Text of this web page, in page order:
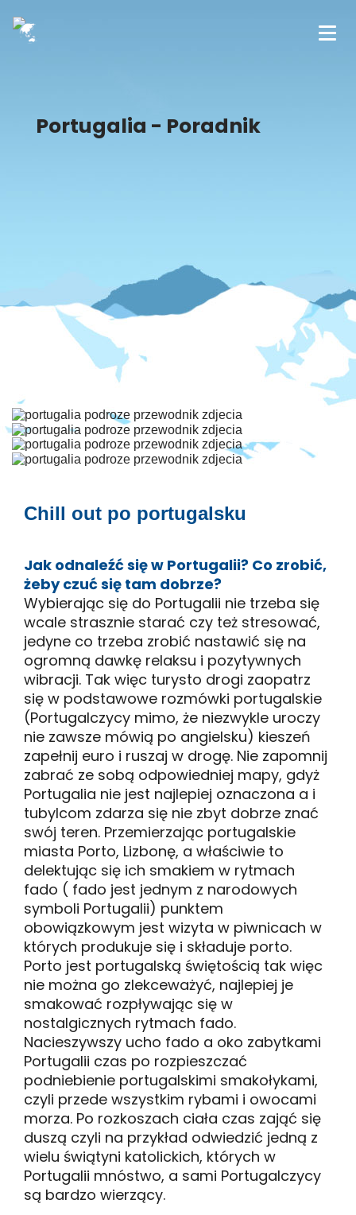
Portugalia - Poradnik
Chill out po portugalsku
Jak odnaleźć się w Portugalii? Co zrobić,
żeby czuć się tam dobrze?
Wybierając się do Portugalii nie trzeba się
wcale strasznie starać czy też stresować,
jedyne co trzeba zrobić nastawić się na
ogromną dawkę relaksu i pozytywnych
wibracji. Tak więc turysto drogi zaopatrz
się w podstawowe rozmówki portugalskie
(Portugalczycy mimo, że niezwykle uroczy
nie zawsze mówią po angielsku) kieszeń
zapełnij euro i ruszaj w drogę. Nie zapomnij
zabrać ze sobą odpowiedniej mapy, gdyż
Portugalia nie jest najlepiej oznaczona a i
tubylcom zdarza się nie zbyt dobrze znać
swój teren. Przemierzając portugalskie
miasta Porto, Lizbonę, a właściwie to
delektując się ich smakiem w rytmach
fado ( fado jest jednym z narodowych
symboli Portugalii) punktem
obowiązkowym jest wizyta w piwnicach w
których produkuje się i składuje porto.
Porto jest portugalską świętością tak więc
nie można go zlekceważyć, najlepiej je
smakować rozpływając się w
nostalgicznych rytmach fado.
Nacieszywszy ucho fado a oko zabytkami
Portugalii czas po rozpieszczać
podniebienie portugalskimi smakołykami,
czyli przede wszystkim rybami i owocami
morza. Po rozkoszach ciała czas zająć się
duszą czyli na przykład odwiedzić jedną z
wielu świątyni katolickich, których w
Portugalii mnóstwo, a sami Portugalczycy
są bardzo wierzący.